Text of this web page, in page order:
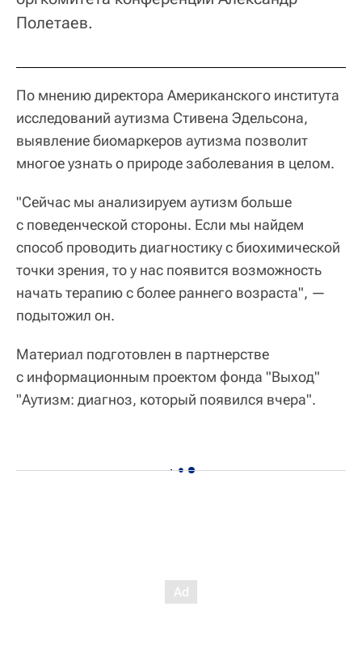
Полетаев.
По мнению директора Американского института
исследований аутизма Стивена Эдельсона,
выявление биомаркеров аутизма позволит
многое узнать о природе заболевания в целом.
"Сейчас мы анализируем аутизм больше
с поведенческой стороны. Если мы найдем
способ проводить диагностику с биохимической
точки зрения, то у нас появится возможность
начать терапию с более раннего возраста", —
подытожил он.
Материал подготовлен в партнерстве
с информационным проектом фонда "Выход"
"Аутизм: диагноз, который появился вчера".